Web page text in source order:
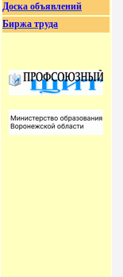
Доска объявлений
Биржа труда